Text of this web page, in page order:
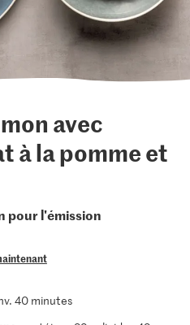
avec
à la pomme et
pour l'émission
40 minutes